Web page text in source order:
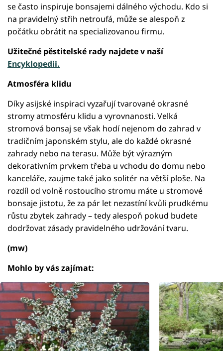
se často inspiruje bonsajemi dálného východu. Kdo si
na pravidelný střih netroufá, může se alespoň z
počátku obrátit na specializovanou firmu.
Užitečné pěstitelské rady najdete v naší
Encyklopedii.
Atmosféra klidu
Díky asijské inspiraci vyzařují tvarované okrasné
stromy atmosféru klidu a vyrovnanosti. Velká
stromová bonsaj se však hodí nejenom do zahrad v
tradičním japonském stylu, ale do každé okrasné
zahrady nebo na terasu. Může být výrazným
dekorativním prvkem třeba u vchodu do domu nebo
kanceláře, zaujme také jako solitér na větší ploše. Na
rozdíl od volně rostoucího stromu máte u stromové
bonsaje jistotu, že za pár let nezastíní kvůli prudkému
růstu zbytek zahrady – tedy alespoň pokud budete
dodržovat zásady pravidelného udržování tvaru.
(mw)
Mohlo by vás zajímat: